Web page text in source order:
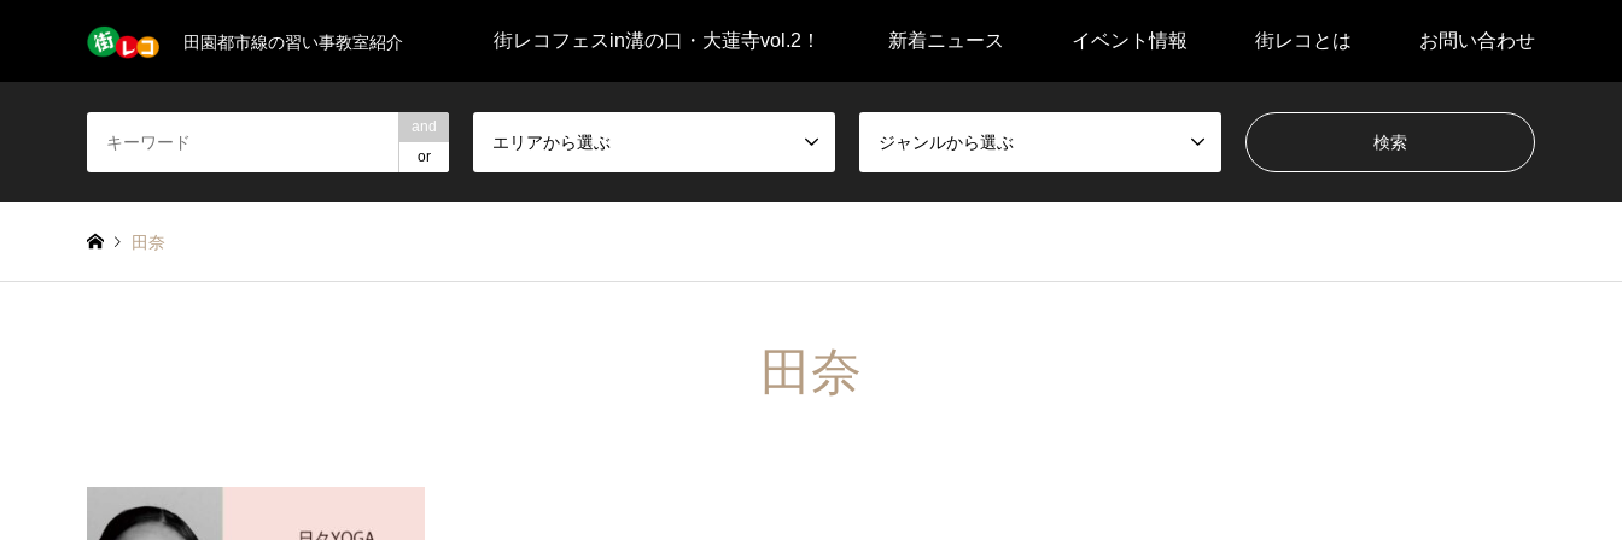
田園都市線の習い事教室紹介 街レコフェスin溝の口・大蓮寺vol.2！ 新着ニュース イベント情報 街レコとは お問い合わせ
and
or
エリアから選ぶ ジャンルから選ぶ
田奈
田奈